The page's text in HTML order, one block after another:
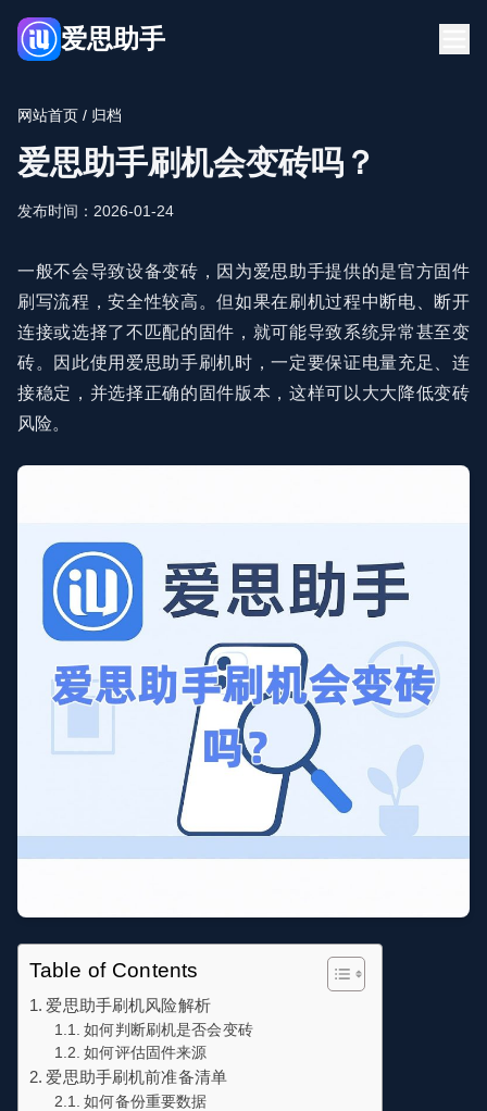
爱思助手
FQA
爱思助手下载
立即下载
网站首页 / 归档
爱思助手刷机会变砖吗？
发布时间：2026-01-24
一般不会导致设备变砖，因为爱思助手提供的是官方固件
刷写流程，安全性较高。但如果在刷机过程中断电、断开
连接或选择了不匹配的固件，就可能导致系统异常甚至变
砖。因此使用爱思助手刷机时，一定要保证电量充足、连
接稳定，并选择正确的固件版本，这样可以大大降低变砖
风险。
Table of Contents
爱思助手刷机风险解析
如何判断刷机是否会变砖
如何评估固件来源
爱思助手刷机前准备清单
如何备份重要数据